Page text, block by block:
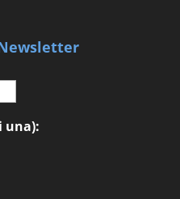
una):